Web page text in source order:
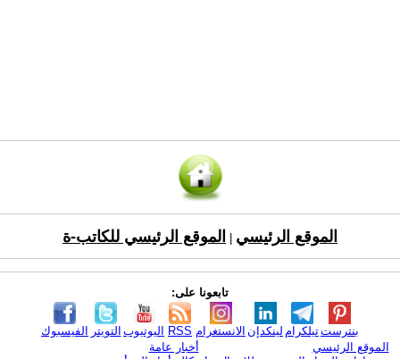
الموقع الرئيسي الموقع الرئيسي للكاتب-ة
تابعونا على:
الفيسبوك التويتر اليوتيوب RSS الانستغرام لينكدإن تيلكرامبنترست
الموقع الرئيسي
أخبار عامة